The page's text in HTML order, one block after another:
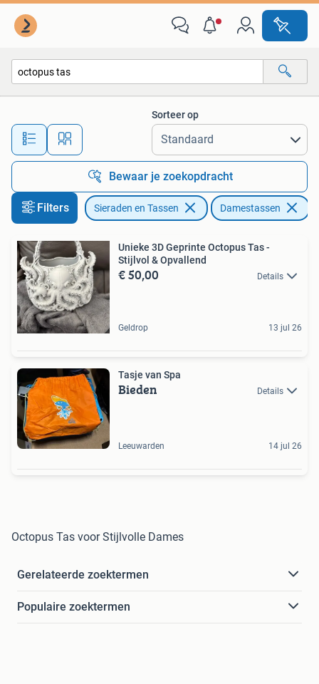
Alle afstanden…
Sorteer op
Bewaar je zoekopdracht
Filters Sieraden en Tassen Damestassen
Unieke 3D Geprinte Octopus Tas -
Stijlvol & Opvallend
€ 50,00 Details
Geldrop 13 jul 26
Tasje van Spa
Bieden Details
Leeuwarden 14 jul 26
Octopus Tas voor Stijlvolle Dames
Gerelateerde zoektermen
Populaire zoektermen